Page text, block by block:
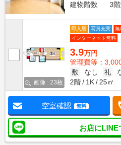
建物階数
3
画像 : 23枚
即入居 写真充実
無
インターネット無料
3.9万円
管理費等：
敷
なし 礼
2階
1K 25㎡
空室確認 無料
お店にLINE